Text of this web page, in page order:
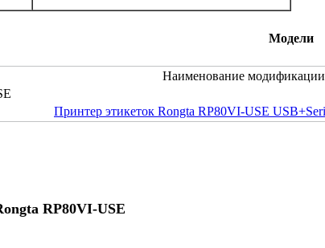
Модели
Наименование модификации
Принтер этикеток Rongta RP80VI-USE
RP80VI-USE